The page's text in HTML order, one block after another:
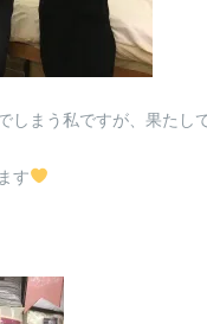
しまう私ですが、果たし
す